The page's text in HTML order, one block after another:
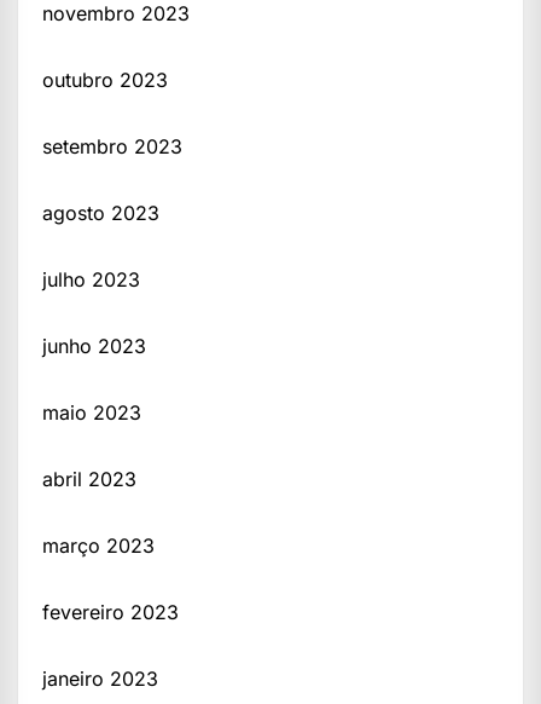
novembro 2023
outubro 2023
setembro 2023
agosto 2023
julho 2023
junho 2023
maio 2023
abril 2023
março 2023
fevereiro 2023
janeiro 2023